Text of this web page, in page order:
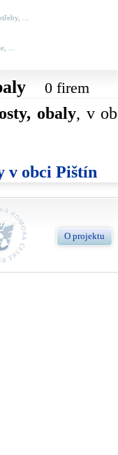
...
...
0 firem
obaly, v
v obci Pištín
O projektu